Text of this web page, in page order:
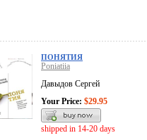
ПОНЯТИЯ
Poniatiia
Давыдов Сергей
Your Price: $29.95
shipped in 14-20 days